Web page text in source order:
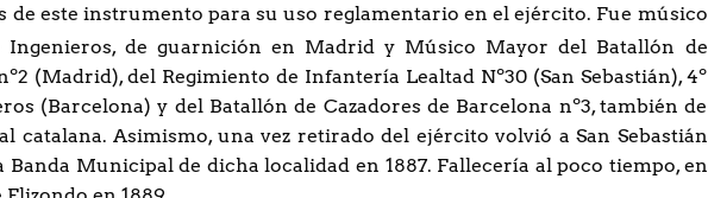
de este instrumento para su uso reglamentario en el ejército. Fue músico
Ingenieros, de guarnición en Madrid y Músico Mayor del Batallón de
(Madrid), del Regimiento de Infantería Lealtad Nº30 (San Sebastián), 4º
(Barcelona) y del Batallón de Cazadores de Barcelona nº3, también de
catalana. Asimismo, una vez retirado del ejército volvió a San Sebastián
Municipal de dicha localidad en 1887. Fallecería al poco tiempo, en